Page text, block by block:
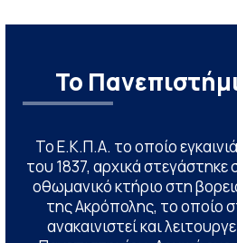
Το
Το Ε.Κ.Π.Α. το οποίο
του 1837, αρχικά στεγάστηκε
οθωμανικό κτήριο στη
της Ακρόπολης, το οποίο
ανακαινιστεί και